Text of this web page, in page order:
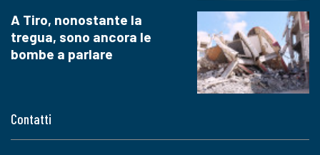
Contatti
A Tiro, nonostante la
tregua, sono ancora le
bombe a parlare